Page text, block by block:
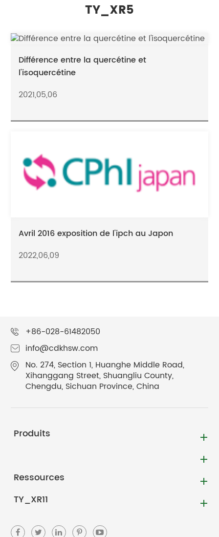
TY_XR5
Différence entre la quercétine et
l'isoquercétine
2021,05,06
Avril 2016 exposition de l'ipch au Japon
2022,06,09
+86-028-61482050
info@cdkhsw.com
No. 274, Section 1, Huanghe Middle Road,
Xihanggang Street, Shuangliu County,
Chengdu, Sichuan Province, China
Produits
Ressources
TY_XR11